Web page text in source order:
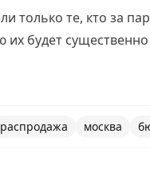
только те, кто за
их будет
распродажа москва